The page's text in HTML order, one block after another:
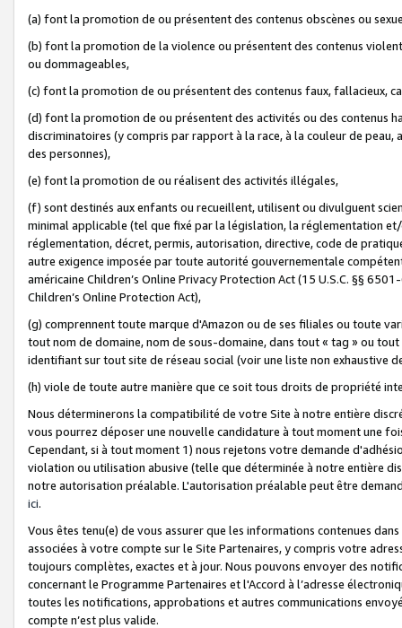
(a) font la promotion de ou présentent des contenus obscènes ou
(b) font la promotion de la violence ou présentent des contenus
ou dommageables,
(c) font la promotion de ou présentent des contenus faux, fallacieux,
(d) font la promotion de ou présentent des activités ou des contenus
discriminatoires (y compris par rapport à la race, à la couleur de
des personnes),
(e) font la promotion de ou réalisent des activités illégales,
(f) sont destinés aux enfants ou recueillent, utilisent ou divulguent
minimal applicable (tel que fixé par la législation, la réglementation
réglementation, décret, permis, autorisation, directive, code de
autre exigence imposée par toute autorité gouvernementale
américaine Children’s Online Privacy Protection Act (15 U.S.C. §§
Children’s Online Protection Act),
(g) comprennent toute marque d'Amazon ou de ses filiales ou toute
tout nom de domaine, nom de sous-domaine, dans tout « tag » ou
identifiant sur tout site de réseau social (voir une liste non exhaustive
(h) viole de toute autre manière que ce soit tous droits de propriété
Nous déterminerons la compatibilité de votre Site à notre entière
vous pourrez déposer une nouvelle candidature à tout moment une
Cependant, si à tout moment 1) nous rejetons votre demande
violation ou utilisation abusive (telle que déterminée à notre entière
notre autorisation préalable. L'autorisation préalable peut être
ici.
Vous êtes tenu(e) de vous assurer que les informations contenues
associées à votre compte sur le Site Partenaires, y compris votre
toujours complètes, exactes et à jour. Nous pouvons envoyer des
concernant le Programme Partenaires et l'Accord à l’adresse
toutes les notifications, approbations et autres communications
compte n’est plus valide.